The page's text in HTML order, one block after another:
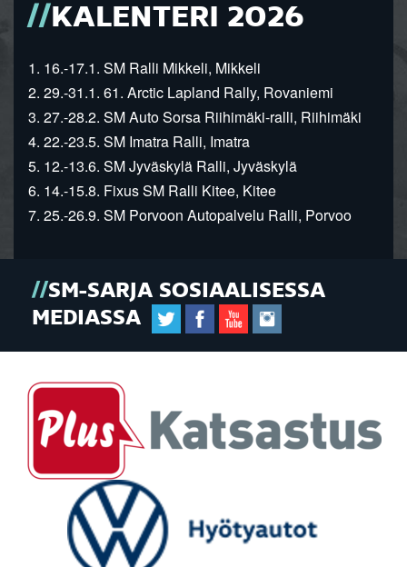
KALENTERI 2026
1. 16.-17.1. SM Ralli Mikkeli, Mikkeli
2. 29.-31.1. 61. Arctic Lapland Rally, Rovaniemi
3. 27.-28.2. SM Auto Sorsa Riihimäki-ralli, Riihimäki
4. 22.-23.5. SM Imatra Ralli, Imatra
5. 12.-13.6. SM Jyväskylä Ralli, Jyväskylä
6. 14.-15.8. Fixus SM Ralli Kitee, Kitee
7. 25.-26.9. SM Porvoon Autopalvelu Ralli, Porvoo
SM-SARJA SOSIAALISESSA
MEDIASSA